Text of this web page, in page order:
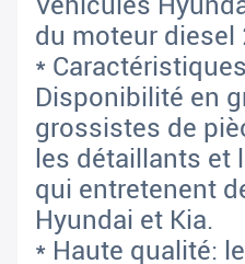
du moteur diesel
*
Disponibilité en
grossistes de
les détaillants et
qui entretenent
Hyundai et Kia.
* Haute qualité: